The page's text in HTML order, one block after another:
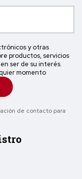
y otras
productos, servicios
ser de su interés.
momento
de contacto para